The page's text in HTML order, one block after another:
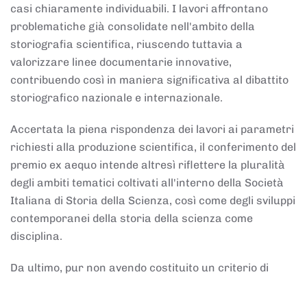
casi chiaramente individuabili. I lavori affrontano
problematiche già consolidate nell'ambito della
storiografia scientifica, riuscendo tuttavia a
valorizzare linee documentarie innovative,
contribuendo così in maniera significativa al dibattito
storiografico nazionale e internazionale.
Accertata la piena rispondenza dei lavori ai parametri
richiesti alla produzione scientifica, il conferimento del
premio ex aequo intende altresì riflettere la pluralità
degli ambiti tematici coltivati all'interno della Società
Italiana di Storia della Scienza, così come degli sviluppi
contemporanei della storia della scienza come
disciplina.
Da ultimo, pur non avendo costituito un criterio di